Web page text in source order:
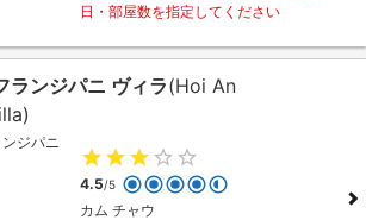
日・部屋数を指定してください
ランジパニ ヴィラ(Hoi An
4.5/5
カム チャウ